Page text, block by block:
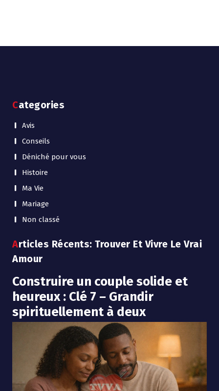
Categories
Avis
Conseils
Déniché pour vous
Histoire
Ma Vie
Mariage
Non classé
Articles Récents: Trouver Et Vivre Le Vrai
Amour
Construire un couple solide et
heureux : Clé 7 – Grandir
spirituellement à deux